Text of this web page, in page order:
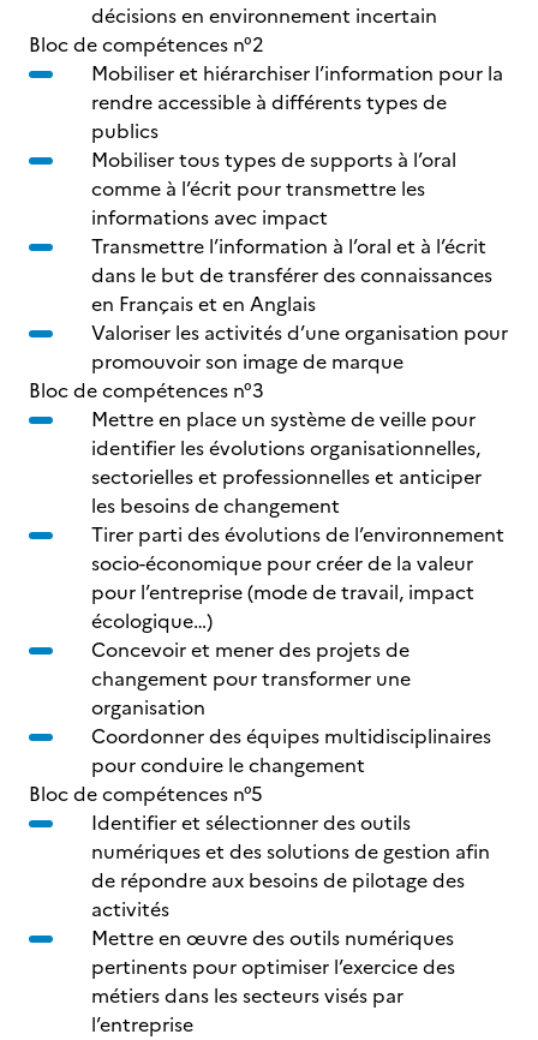
décisions en environnement incertain
Bloc de compétences n°2
Mobiliser et hiérarchiser l’information pour la
rendre accessible à différents types de
publics
Mobiliser tous types de supports à l’oral
comme à l’écrit pour transmettre les
informations avec impact
Transmettre l’information à l’oral et à l’écrit
dans le but de transférer des connaissances
en Français et en Anglais
Valoriser les activités d’une organisation pour
promouvoir son image de marque
Bloc de compétences n°3
Mettre en place un système de veille pour
identifier les évolutions organisationnelles,
sectorielles et professionnelles et anticiper
les besoins de changement
Tirer parti des évolutions de l’environnement
socio-économique pour créer de la valeur
pour l’entreprise (mode de travail, impact
écologique…)
Concevoir et mener des projets de
changement pour transformer une
organisation
Coordonner des équipes multidisciplinaires
pour conduire le changement
Bloc de compétences n°5
Identifier et sélectionner des outils
numériques et des solutions de gestion afin
de répondre aux besoins de pilotage des
activités
Mettre en œuvre des outils numériques
pertinents pour optimiser l’exercice des
métiers dans les secteurs visés par
l’entreprise